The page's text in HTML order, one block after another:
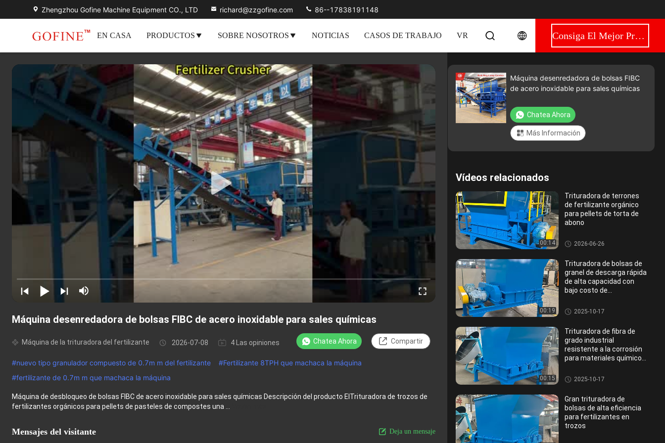
Zhengzhou Gofine Machine Equipment CO., LTD richard@zzgofine.com 86--17838191148
EN CASA PRODUCTOS SOBRE NOSOTROS NOTICIAS CASOS DE TRABAJO VR Consiga El Mejor Precio
Máquina desenredadora de bolsas FIBC de acero inoxidable para sales químicas
Máquina de la trituradora del fertilizante 2026-07-08 4 Las opiniones Chatea Ahora Compartir
#nuevo tipo granulador compuesto de 0.7m m del fertilizante #Fertilizante 8TPH que machaca la máquina
#fertilizante de 0.7m m que machaca la máquina
Máquina de desbloqueo de bolsas FIBC de acero inoxidable para sales químicas Descripción del producto ElTrituradora de trozos de
fertilizantes orgánicos para pellets de pasteles de compostes una ...
Mensajes del visitante Deja un mensaje
Máquina desenredadora de bolsas FIBC
de acero inoxidable para sales químicas
Chatea Ahora
Más Información
Vídeos relacionados
00:14
Trituradora de terrones
de fertilizante orgánico
para pellets de torta de
abono
Máquina de la trituradora del f
ertilizante
2026-06-26
00:19
Trituradora de bolsas de
granel de descarga rápida
de alta capacidad con
bajo costo de
Máquina de la trituradora del f
ertilizante
2025-10-17
00:15
Trituradora de fibra de
grado industrial
resistente a la corrosión
para materiales químicos
Máquina de la trituradora del f
ertilizante
2025-10-17
Gran trituradora de
bolsas de alta eficiencia
para fertilizantes en
trozos